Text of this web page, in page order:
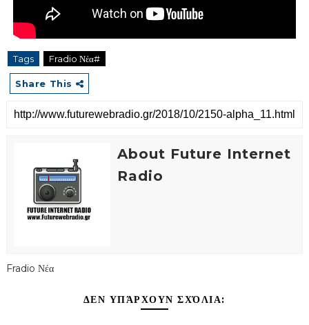
Tags Fradio Νέα#
Share This
About Future Internet
Radio
Fradio Νέα
ΔΕΝ ΥΠΆΡΧΟΥΝ ΣΧΌΛΙΑ: